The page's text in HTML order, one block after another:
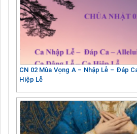
CN 02 Mùa Vọng A – Nhập Lễ – Đáp
Hiệp Lễ